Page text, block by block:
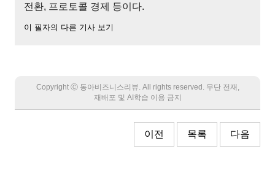
전환, 프로토콜 경제 등이다.
이 필자의 다른 기사 보기
Copyright Ⓒ 동아비즈니스리뷰. All rights reserved. 무단 전재,
재배포 및 AI학습 이용 금지
이전 목록 다음